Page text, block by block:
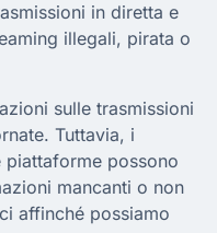
in diretta e
illegali, pirata o
sulle trasmissioni
Tuttavia, i
possono
mancanti o non
affinché possiamo